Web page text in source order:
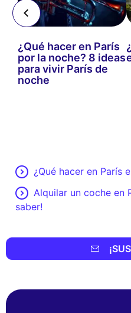
¿Qué hacer en París
por la noche? 8 ideas
para vivir París de
noche
¿Qué hacer en París
Alquilar un coche en
saber!